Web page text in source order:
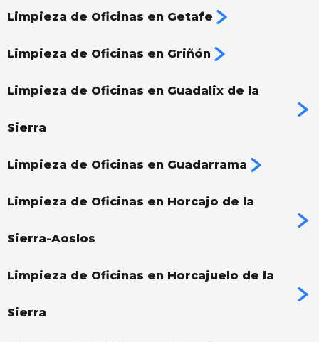
Limpieza de Oficinas en Getafe
Limpieza de Oficinas en Griñón
Limpieza de Oficinas en Guadalix de la
Sierra
Limpieza de Oficinas en Guadarrama
Limpieza de Oficinas en Horcajo de la
Sierra-Aoslos
Limpieza de Oficinas en Horcajuelo de la
Sierra